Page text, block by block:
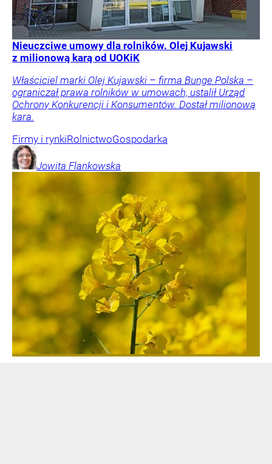
Nieuczciwe umowy dla rolników. Olej Kujawski
z milionową karą od UOKiK
Właściciel marki Olej Kujawski – firma Bunge Polska –
ograniczał prawa rolników w umowach, ustalił Urząd
Ochrony Konkurencji i Konsumentów. Dostał milionową
kara.
Firmy i rynkiRolnictwoGospodarka
Jowita Flankowska